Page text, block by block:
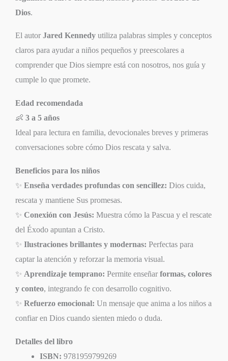
Dios.
El autor Jared Kennedy utiliza palabras simples y conceptos
claros para ayudar a niños pequeños y preescolares a
comprender que Dios siempre está con nosotros, nos guía y
cumple lo que promete.
Edad recomendada
👶 3 a 5 años
Ideal para lectura en familia, devocionales breves y primeras
conversaciones sobre cómo Dios rescata y salva.
Beneficios para los niños
✨ Enseña verdades profundas con sencillez: Dios cuida,
rescata y mantiene Sus promesas.
✨ Conexión con Jesús: Muestra cómo la Pascua y el rescate
del Éxodo apuntan a Cristo.
✨ Ilustraciones brillantes y modernas: Perfectas para
captar la atención y reforzar la memoria visual.
✨ Aprendizaje temprano: Permite enseñar formas, colores
y conteo, integrando fe con desarrollo cognitivo.
✨ Refuerzo emocional: Un mensaje que anima a los niños a
confiar en Dios cuando sienten miedo o duda.
Detalles del libro
ISBN: 9781959799269